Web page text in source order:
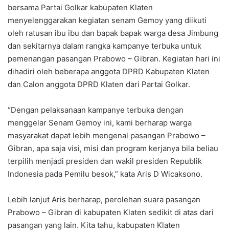
bersama Partai Golkar kabupaten Klaten
menyelenggarakan kegiatan senam Gemoy yang diikuti
oleh ratusan ibu ibu dan bapak bapak warga desa Jimbung
dan sekitarnya dalam rangka kampanye terbuka untuk
pemenangan pasangan Prabowo – Gibran. Kegiatan hari ini
dihadiri oleh beberapa anggota DPRD Kabupaten Klaten
dan Calon anggota DPRD Klaten dari Partai Golkar.
“Dengan pelaksanaan kampanye terbuka dengan
menggelar Senam Gemoy ini, kami berharap warga
masyarakat dapat lebih mengenal pasangan Prabowo –
Gibran, apa saja visi, misi dan program kerjanya bila beliau
terpilih menjadi presiden dan wakil presiden Republik
Indonesia pada Pemilu besok,” kata Aris D Wicaksono.
Lebih lanjut Aris berharap, perolehan suara pasangan
Prabowo – Gibran di kabupaten Klaten sedikit di atas dari
pasangan yang lain. Kita tahu, kabupaten Klaten